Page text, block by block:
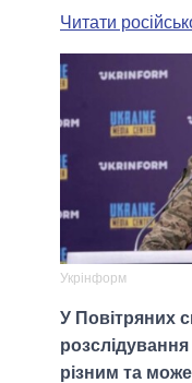
Читати
Укрінформ
У Повітряних
різним та